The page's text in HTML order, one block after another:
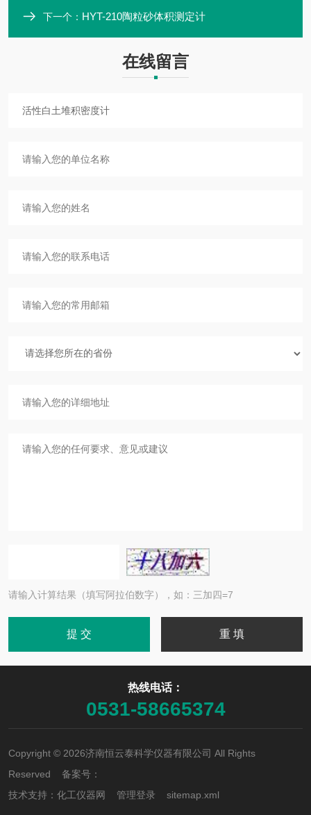
下一个： HYT-210陶粒砂体积测定计
在线留言
请输入计算结果（填写阿拉伯数字），如：三加四=7
热线电话：
0531-58665374
Copyright © 2026济南恒云泰科学仪器有限公司 All Rights
Reserved 备案号：
技术支持： 化工仪器网 管理登录 sitemap.xml